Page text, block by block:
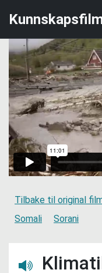
til
til
Tilbake til original
Somali
Sorani
Lytt her